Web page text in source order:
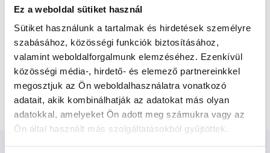
Ez a weboldal sütiket használ
Sütiket használunk a tartalmak és hirdetések személyre
szabásához, közösségi funkciók biztosításához,
valamint weboldalforgalmunk elemzéséhez. Ezenkívül
közösségi média-, hirdető- és elemező partnereinkkel
megosztjuk az Ön weboldalhasználatra vonatkozó
adatait, akik kombinálhatják az adatokat más olyan
adatokkal, amelyeket Ön adott meg számukra vagy az
Ön által használt más szolgáltatásokból gyűjtöttek.
önállóan nem végezhető szakmai tevékenységért teljes
szolgáltató szakorvosa az első részvizsgáig, utána pedig a
szakorvosjelölt önállóan láthat el feladatokat. A foglaljorvost.hu
felelősségét kizárja esetleges névazonosságért bármely szakorvos
és szakorvosjelölt esetén.
Főoldal Gyermekurológus Inkontinencia